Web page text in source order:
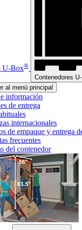
U-Box®
Contenedores
al menú principal
información
de entrega
internacionales
de empaque y entrega
frecuentes
del contenedor